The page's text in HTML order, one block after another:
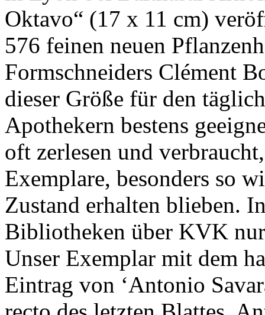
Oktavo“ (17 x 11 cm)
576 feinen neuen
Formschneiders Clément
dieser Größe für den
Apothekern bestens
oft zerlesen und
Exemplare, besonders so
Zustand erhalten blieben.
Bibliotheken über KVK
Unser Exemplar mit dem
Eintrag von ‘Antonio